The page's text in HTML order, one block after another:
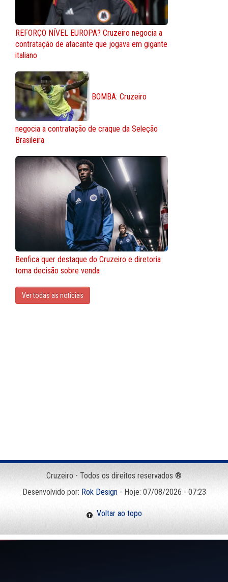
REFORÇO NÍVEL EUROPA? Cruzeiro negocia a
contratação de atacante que jogava em gigante
italiano
BOMBA: Cruzeiro
negocia a contratação de craque da Seleção
Brasileira
Benfica quer destaque do Cruzeiro e diretoria
toma decisão sobre venda
Ver todas as noticias
Cruzeiro - Todos os direitos reservados ®
Desenvolvido por: Rok Design- Hoje: 07/08/2026 - 07:23
Voltar ao topo